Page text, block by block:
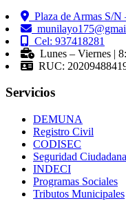
Plaza de Armas S/N
Cel: 937418281
Lunes – Viernes |
RUC:
Servicios
DEMUNA
Registro Civil
CODISEC
Seguridad Ciudadana
INDECI
Programas Sociales
Tributos Municipales